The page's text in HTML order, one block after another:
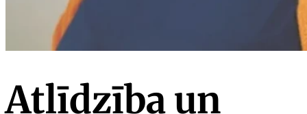
Atlīdzība un